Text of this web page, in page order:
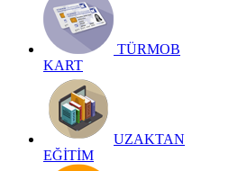
TÜRMOB
KART
UZAKTAN
EĞİTİM